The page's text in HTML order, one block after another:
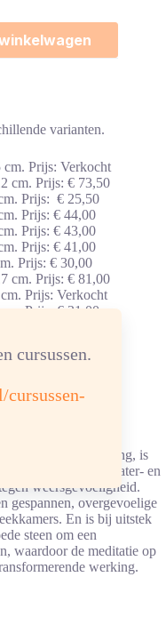
cursussen.
varianten.
Prijs: Verkocht
cm. Prijs: € 73,50
Prijs: € 25,50
Prijs: € 44,00
Prijs: € 43,00
Prijs: € 41,00
Prijs: € 30,00
cm. Prijs: € 81,00
Prijs: Verkocht
Prijs: € 31,00
in een woning, is
ook negatieve water- en
weersgevoeligheid.
gespannen, overgevoelige
En is bij uitstek
steen om een
waardoor de meditatie op
werking.